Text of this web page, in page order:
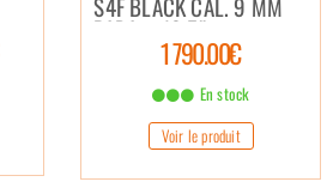
PARA – 10,5″
1 790.00€
En stock
Voir le produit